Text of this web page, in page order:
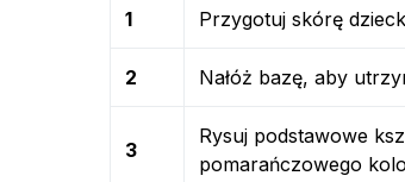
1 Przygotuj skórę
2 Nałóż bazę, aby
3
Rysuj podstawowe
pomarańczowego